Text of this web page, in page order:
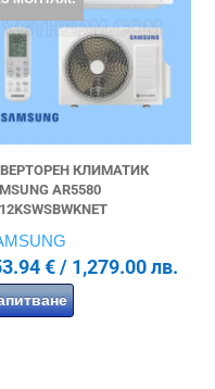
КЛИМАТИК
AR5580
€/ 1,279.00 лв.